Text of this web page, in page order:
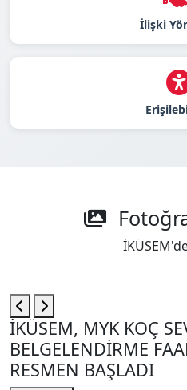
İlişki
İKÜSEM, MYK KOÇ
BELGELENDİRME
RESMEN BAŞLADI